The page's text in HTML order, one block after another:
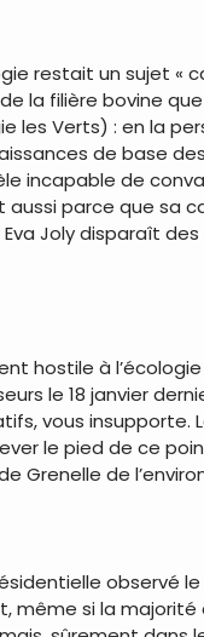
restait un sujet «
la filière bovine
les Verts) : en la
de base
incapable de
aussi parce que
Joly disparaît
hostile à
le 18 janvier
vous insupporte.
le pied de ce
Grenelle de
observé le
même si la